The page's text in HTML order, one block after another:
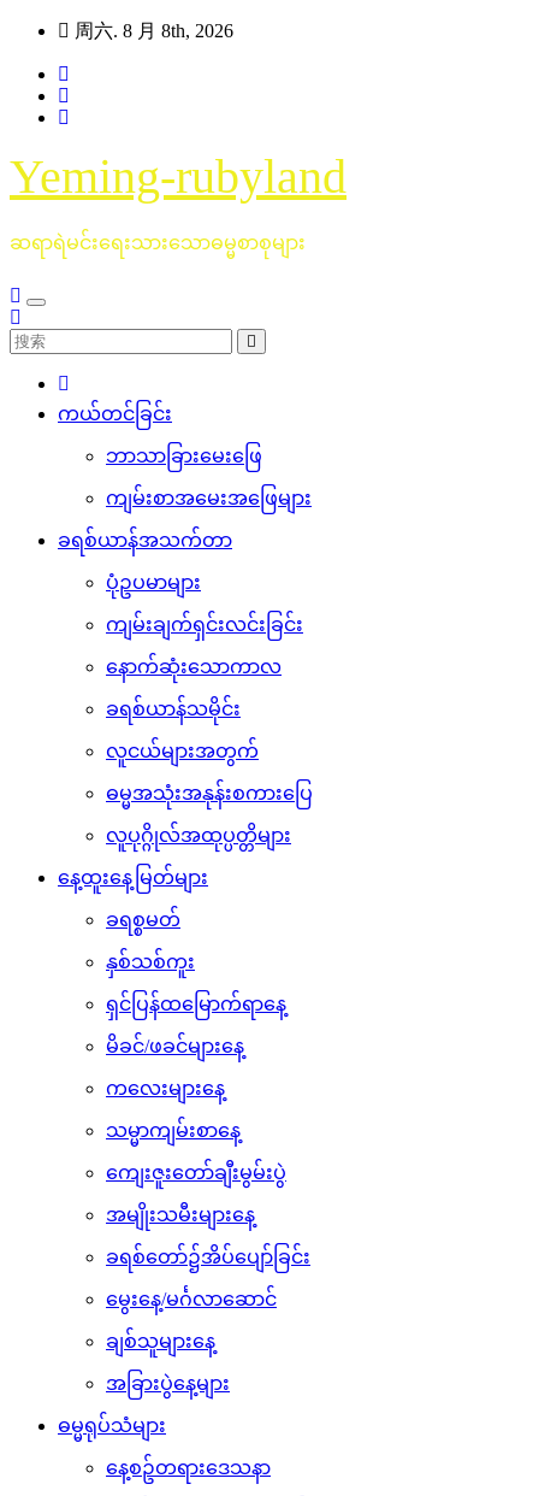
周六. 8 月 8th, 2026
Yeming-rubyland
ဆရာရဲမင်းရေးသားသောဓမ္မစာစုများ
ကယ်တင်ခြင်း
ဘာသာခြားမေးဖြေ
ကျမ်းစာအမေးအဖြေများ
ခရစ်ယာန်အသက်တာ
ပုံဥပမာများ
ကျမ်းချက်ရှင်းလင်းခြင်း
နောက်ဆုံးသောကာလ
ခရစ်ယာန်သမိုင်း
လူငယ်များအတွက်
ဓမ္မအသုံးအနုန်းစကားပြေ
လူပုဂ္ဂိုလ်အထုပ္ပတ္တိများ
နေ့ထူးနေ့မြတ်များ
ခရစ္စမတ်
နှစ်သစ်ကူး
ရှင်ပြန်ထမြောက်ရာနေ့
မိခင်/ဖခင်များနေ့
ကလေးများနေ့
သမ္မာကျမ်းစာနေ့
ကျေးဇူးတော်ချီးမွမ်းပွဲ
အမျိုးသမီးများနေ့
ခရစ်တော်၌အိပ်ပျော်ခြင်း
မွေးနေ့/မင်္ဂလာဆောင်
ချစ်သူများနေ့
အခြားပွဲနေ့များ
ဓမ္မရုပ်သံများ
နေ့စဥ်တရားဒေသနာ